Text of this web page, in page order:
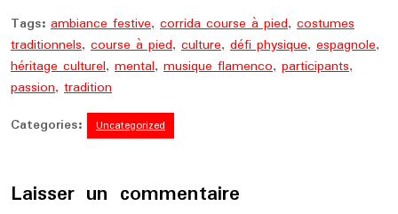
Tags: ambiance festive, corrida course à pied, costumes
traditionnels, course à pied, culture, défi physique, espagnole,
héritage culturel, mental, musique flamenco, participants,
passion, tradition
Categories:
Uncategorized
Laisser un commentaire